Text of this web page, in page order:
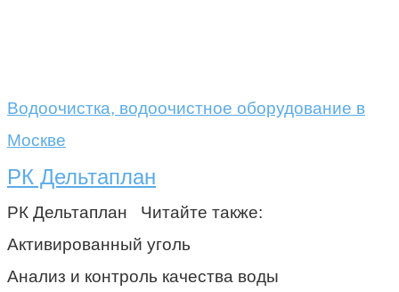
Водоочистка, водоочистное оборудование в
Москве
РК Дельтаплан
РК Дельтаплан Читайте также:
Активированный уголь
Анализ и контроль качества воды